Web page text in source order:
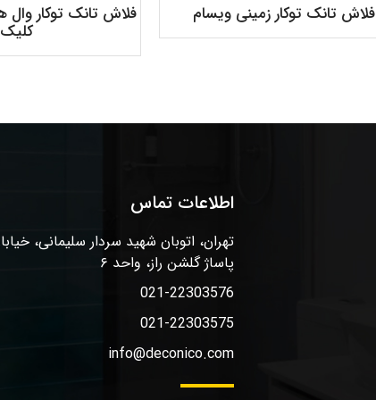
فلاش تانک توکار زمینی ویسام فلاش تانک توکار
کلیک
اطلاعات تماس
تهران، اتوبان شهید سردار سلیمانی،
پاساژ گلشن راز، واحد ۶
021-22303576
021-22303575
info@deconico.com